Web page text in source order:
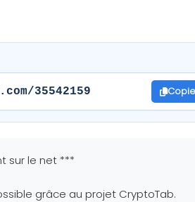
35542159
sur le net ***
grâce au projet CryptoTab.